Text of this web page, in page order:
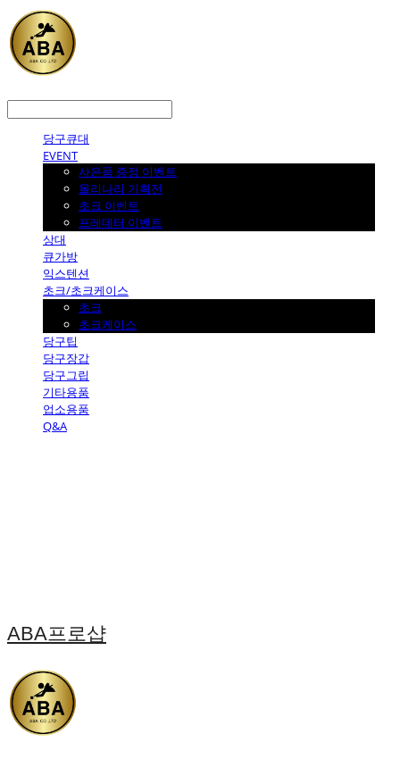
당구큐대
EVENT
사은품 증정 이벤트
몰리나리 기획전
초크 이벤트
프레데터 이벤트
상대
큐가방
익스텐션
초크/초크케이스
초크
초크케이스
당구팁
당구장갑
당구그립
기타용품
업소용품
Q&A
ABA프로샵